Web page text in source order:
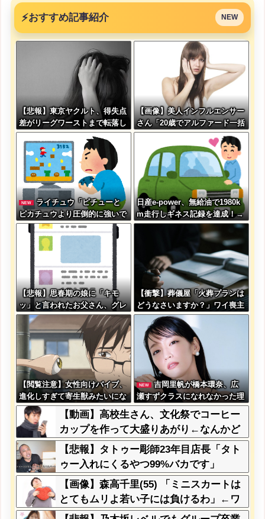
⚡おすすめ記事紹介 NEW
【悲報】東京ヤクルト、得失点
差がリーグワーストまで転落し
てしまう
【画像】美人インフルエンサー
さん「20歳でアルファード一括
で買えちゃう私って素敵」←こ
れってガチなん？それともネタ
なん？w w w w w w w w w
NEW
ライチュウ「ピチューと
ピカチュウより圧倒的に強いで
すｗｗｗｗ」←こいつが不人気
な理由
日産e-power、無給油で1980k
m走行しギネス記録を達成！→
山頂から下ってるだけでした…
【悲報】思春期の娘に「キモ
ッ」と言われたお父さん、グレ
るｗｗｗｗｗｗｗ
【衝撃】葬儀屋「火葬プランは
どうなさいますか？」ワイ喪主
「直葬で(即答)」→結果ァw w
w w w w w w w w
【閲覧注意】女性向けバイブ、
進化しすぎて寄生獣みたいにな
ってしまう・・・
NEW
吉岡里帆が橋本環奈、広
瀬すずクラスになれなかった理
由ｗｗｗｗｗｗ
【動画】高校生さん、文化祭でコーヒー
カップを作って大盛りあがり←なんかど
っかで見たことあると話題に
【悲報】タトゥー彫師23年目店長「タト
ゥー入れにくるやつ99%バカです」
【画像】森高千里(55) 「ミニスカートは
とてもムリよ若い子には負けるわ」←ワ
イらにはブッ刺さりまくってしまうw w